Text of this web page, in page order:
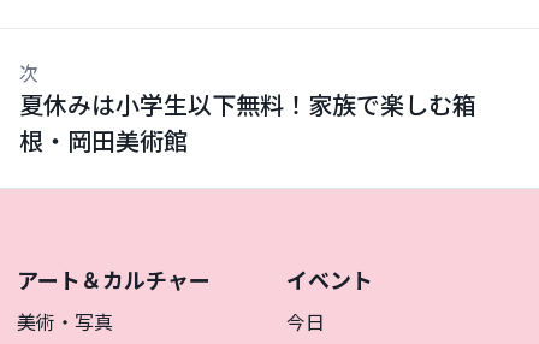
次
夏休みは小学生以下無料！家族で楽しむ箱
根・岡田美術館
アート＆カルチャー
美術・写真
イベント
今日